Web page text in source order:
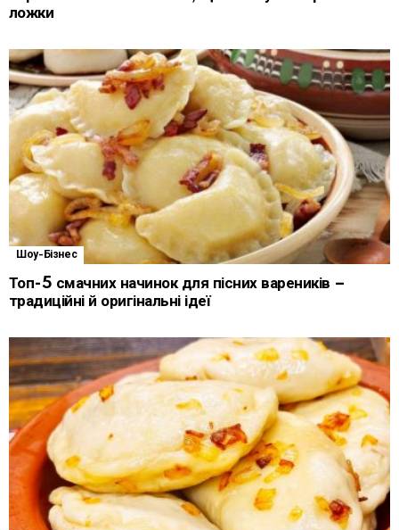
ложки
Шоу-Бізнес
Топ-5 смачних начинок для пісних вареників –
традиційні й оригінальні ідеї